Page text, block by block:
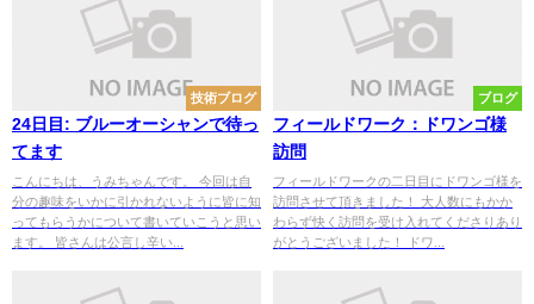
技術ブログ
24日目: ブルーオーシャンで待っ
てます
こんにちは、うみちゃんです。 今回は自
分の趣味をいかに引かれないように皆に知
ってもらうかについて書いていこうと思い
ます。 皆さんは公言し辛い...
ブログ
フィールドワーク：ドワンゴ様
訪問
フィールドワークの二日目にドワンゴ様を
訪問させて頂きました！ 大人数にもかか
わらず快く訪問を受け入れてくださりあり
がとうございました！ ドワ...